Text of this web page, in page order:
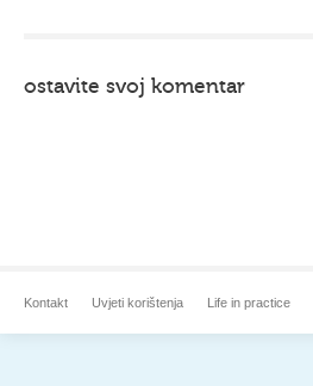
ostavite svoj komentar
Kontakt Uvjeti korištenja Life in practice